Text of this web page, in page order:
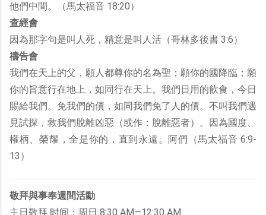
他們中間。（馬太福音 18:20）
查經會
因為那字句是叫人死，精意是叫人活（哥林多後書 3:6）
禱告會
我們在天上的父，願人都尊你的名為聖；願你的國降臨；願
你的旨意行在地上，如同行在天上。我們日用的飲食，今日
賜給我們。免我們的債，如同我們免了人的債。不叫我們遇
見試探，救我們脫離凶惡（或作：脫離惡者）。因為國度、
權柄、榮耀，全是你的，直到永遠。阿們（馬太福音 6:9-
13）
敬拜與事奉週間活動
主日敬拜 时间：周日 8:30 AM—12:30 AM